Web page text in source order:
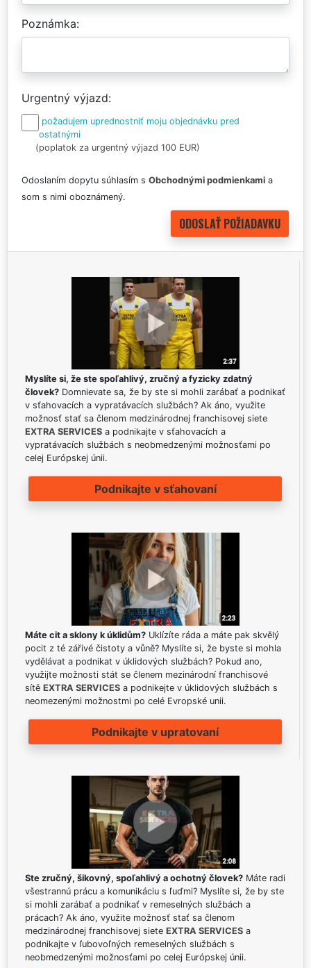
Poznámka
Urgentný výjazd
požadujem uprednostniť moju objednávku pred
ostatnými
(poplatok za urgentný výjazd 100 EUR)
Odoslaním dopytu súhlasím s Obchodnými podmienkami a
som s nimi oboznámený.
Myslíte si, že ste spoľahlivý, zručný a fyzicky zdatný
človek? Domnievate sa, že by ste si mohli zarábať a podnikať
v sťahovacích a vypratávacích službách? Ak áno, využite
možnosť stať sa členom medzinárodnej franchisovej siete
EXTRA SERVICES a podnikajte v sťahovacích a
vypratávacích službách s neobmedzenými možnosťami po
celej Európskej únii.
Podnikajte v sťahovaní
Máte cit a sklony k úklidům? Uklízíte ráda a máte pak skvělý
pocit z té zářivé čistoty a vůně? Myslíte si, že byste si mohla
vydělávat a podnikat v úklidových službách? Pokud ano,
využijte možnosti stát se členem mezinárodní franchisové
sítě EXTRA SERVICES a podnikejte v úklidových službách s
neomezenými možnostmi po celé Evropské unii.
Podnikajte v upratovaní
Ste zručný, šikovný, spoľahlivý a ochotný človek? Máte radi
všestrannú prácu a komunikáciu s ľuďmi? Myslíte si, že by ste
si mohli zarábať a podnikať v remeselných službách a
prácach? Ak áno, využite možnosť stať sa členom
medzinárodnej franchisovej siete EXTRA SERVICES a
podnikajte v ľubovoľných remeselných službách s
neobmedzenými možnosťami po celej Európskej únii.